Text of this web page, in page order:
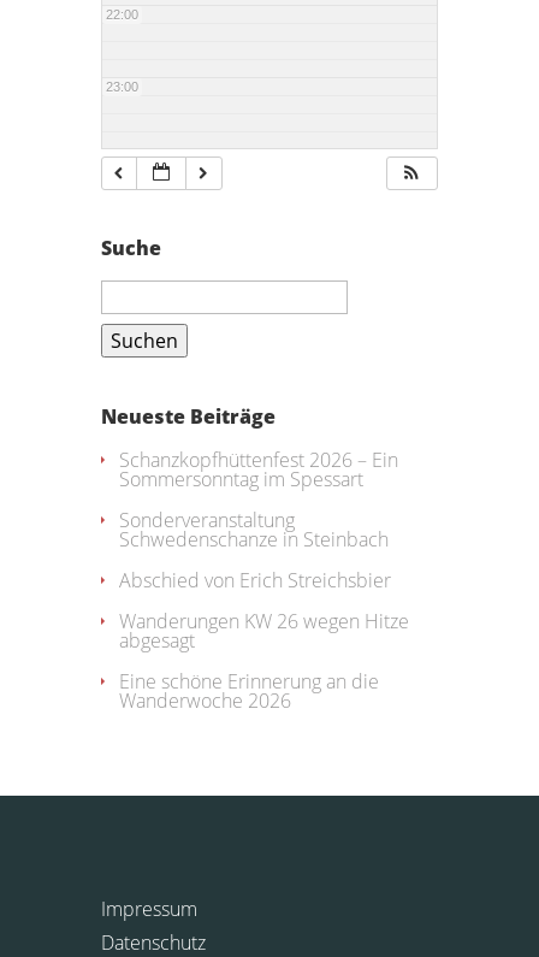
22:00
23:00
Suche
Suchen
Neueste Beiträge
Schanzkopfhüttenfest 2026 – Ein
Sommersonntag im Spessart
Sonderveranstaltung
Schwedenschanze in Steinbach
Abschied von Erich Streichsbier
Wanderungen KW 26 wegen Hitze
abgesagt
Eine schöne Erinnerung an die
Wanderwoche 2026
Impressum
Datenschutz